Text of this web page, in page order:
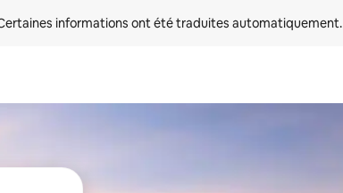
informations ont été traduites automatiquement.